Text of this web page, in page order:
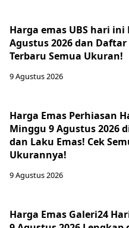
Harga emas UBS hari ini
Agustus 2026 dan
Terbaru Semua Ukuran!
9 Agustus 2026
Harga Emas Perhiasan
Minggu 9 Agustus 2026
dan Laku Emas! Cek
Ukurannya!
9 Agustus 2026
Harga Emas Galeri24